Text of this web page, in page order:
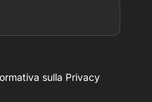
sulla Privacy